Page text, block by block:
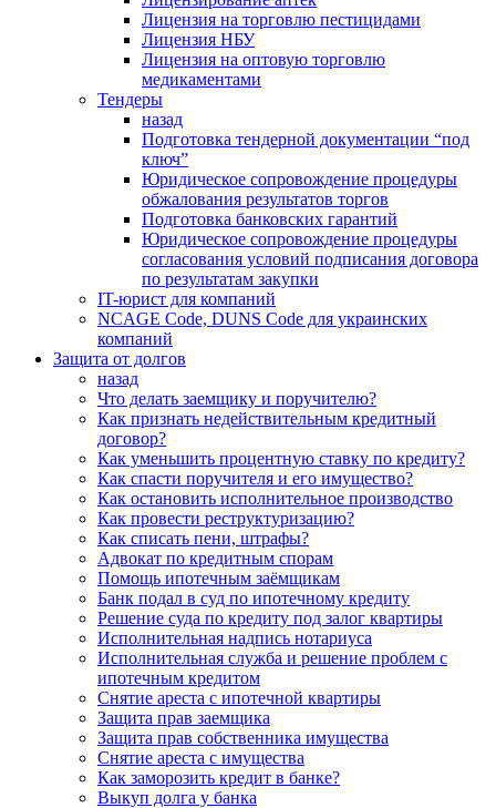
Лицензия на торговлю пестицидами
Лицензия НБУ
Лицензия на оптовую торговлю
медикаментами
Тендеры
назад
Подготовка тендерной документации “под
ключ”
Юридическое сопровождение процедуры
обжалования результатов торгов
Подготовка банковских гарантий
Юридическое сопровождение процедуры
согласования условий подписания договора
по результатам закупки
IT-юрист для компаний
NCAGE Code, DUNS Code для украинских
компаний
Защита от долгов
назад
Что делать заемщику и поручителю?
Как признать недействительным кредитный
договор?
Как уменьшить процентную ставку по кредиту?
Как спасти поручителя и его имущество?
Как остановить исполнительное производство
Как провести реструктуризацию?
Как списать пени, штрафы?
Адвокат по кредитным спорам
Помощь ипотечным заёмщикам
Банк подал в суд по ипотечному кредиту
Решение суда по кредиту под залог квартиры
Исполнительная надпись нотариуса
Исполнительная служба и решение проблем с
ипотечным кредитом
Снятие ареста с ипотечной квартиры
Защита прав заемщика
Защита прав собственника имущества
Снятие ареста с имущества
Как заморозить кредит в банке?
Выкуп долга у банка